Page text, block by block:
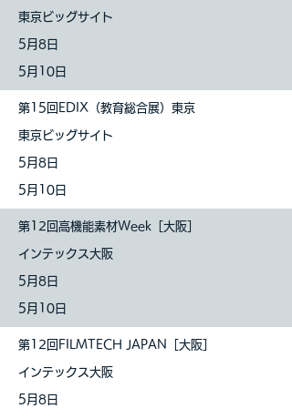
東京ビッグサイト
5月8日
5月10日
第15回EDIX（教育総合展）東京
東京ビッグサイト
5月8日
5月10日
第12回高機能素材Week［大阪］
インテックス大阪
5月8日
5月10日
第12回FILMTECH JAPAN［大阪］
インテックス大阪
5月8日